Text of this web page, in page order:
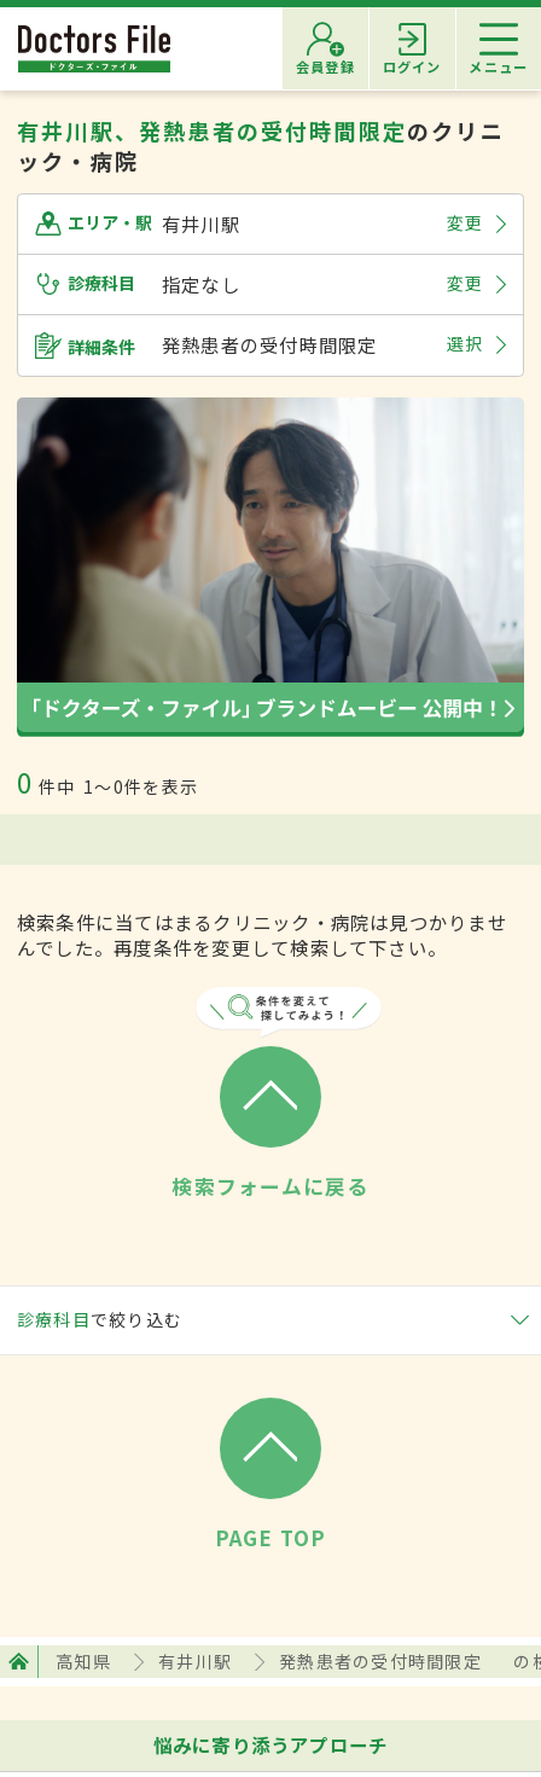
会員登録 ログイン メニュー
有井川駅、発熱患者の受付時間限定のクリニ
ック・病院
エリア・駅 有井川駅 変更
診療科目 指定なし 変更
詳細条件 発熱患者の受付時間限定 選択
0 件中 1〜0件を表示
検索条件に当てはまるクリニック・病院は見つかりませ
んでした。再度条件を変更して検索して下さい。
検索フォームに戻る
診療科目で絞り込む
PAGE TOP
高知県 有井川駅 発熱患者の受付時間限定 の
悩みに寄り添うアプローチ